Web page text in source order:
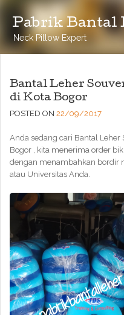
Pabrik Bantal
Neck Pillow Expert
Bantal Leher
di Kota Bogor
POSTED ON 22/09/2017
Anda sedang cari Bantal Leher
Bogor , kita menerima order
dengan menambahkan bordir
atau Universitas Anda.